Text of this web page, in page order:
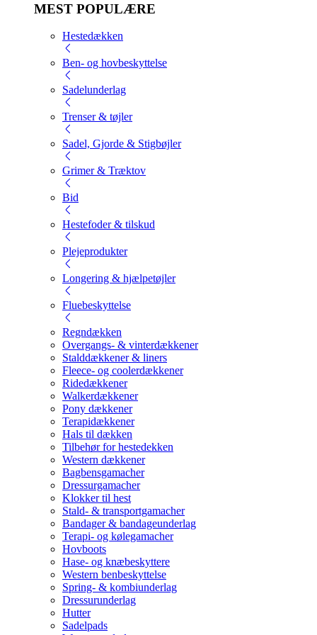
MEST POPULÆRE
Hestedækken
Ben- og hovbeskyttelse
Sadelunderlag
Trenser & tøjler
Sadel, Gjorde & Stigbøjler
Grimer & Træktov
Bid
Hestefoder & tilskud
Plejeprodukter
Longering & hjælpetøjler
Fluebeskyttelse
Regndækken
Overgangs- & vinterdækkener
Stalddækkener & liners
Fleece- og coolerdækkener
Ridedækkener
Walkerdækkener
Pony dækkener
Terapidækkener
Hals til dækken
Tilbehør for hestedekken
Western dækkener
Bagbensgamacher
Dressurgamacher
Klokker til hest
Stald- & transportgamacher
Bandager & bandageunderlag
Terapi- og kølegamacher
Hovboots
Hase- og knæbeskyttere
Western benbeskyttelse
Spring- & kombiunderlag
Dressurunderlag
Hutter
Sadelpads